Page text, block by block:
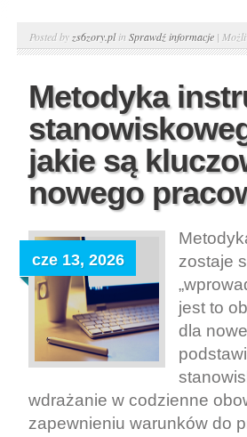
Posted by zs6zory.plin Sprawdź informacje |
Metodyka
jakie są
nowego
cze 13, 2026
zostaje
jest to
dla
wdrażanie w codzienne
zapewnieniu warunków do